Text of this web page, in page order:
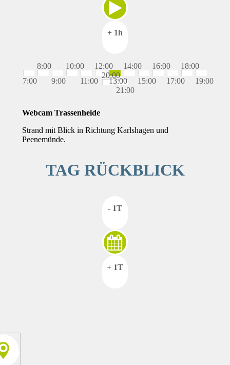
+ 1h
7:00
8:00
9:00
10:00
11:00
12:00
13:00
14:00
15:00
16:00
17:00
18:00
19:00
20:00
21:00
Webcam Trassenheide
Strand mit Blick in Richtung Karlshagen und
Peenemünde.
TAG RÜCKBLICK
- 1T
+ 1T